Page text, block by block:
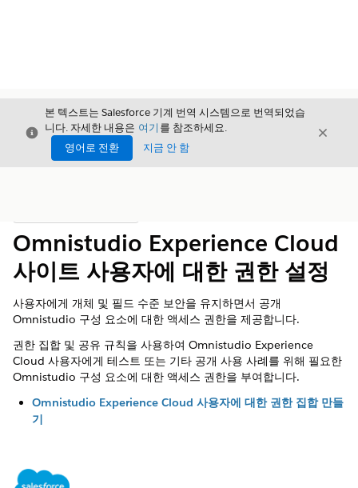
닫기
본 텍스트는 Salesforce 기계 번역 시스템으로 번역되었습
니다. 자세한 내용은 여기 를 참조하세요.
영어로 전환
지금 안 함
닫기
Omnistudio Experience Cloud
사이트 사용자에 대한 권한 설정
사용자에게 개체 및 필드 수준 보안을 유지하면서 공개
Omnistudio 구성 요소에 대한 액세스 권한을 제공합니다.
권한 집합 및 공유 규칙을 사용하여 Omnistudio Experience
Cloud 사용자에게 테스트 또는 기타 공개 사용 사례를 위해 필요한
Omnistudio 구성 요소에 대한 액세스 권한을 부여합니다.
Omnistudio Experience Cloud 사용자에 대한 권한 집합 만들
기
Omnistudio Experience Cloud 사용자에 대한 프로필 만들기